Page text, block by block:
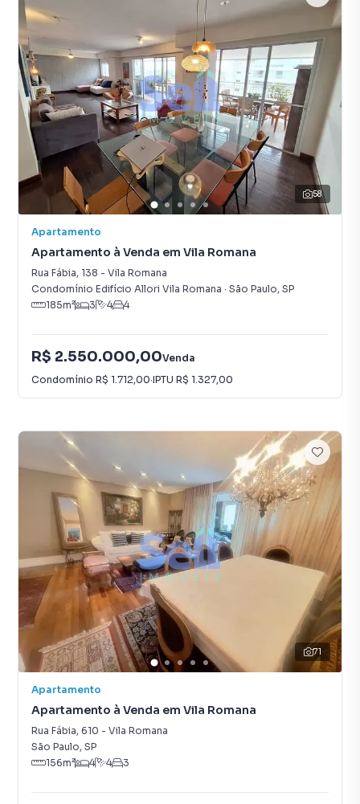
58
Apartamento
Apartamento à Venda em Vila Romana
Rua Fábia, 138 - Vila Romana
Condomínio Edifício Allori Vila Romana · São Paulo, SP
185m² 3 4 4
R$ 2.550.000,00Venda
Condomínio R$ 1.712,00·IPTU R$ 1.327,00
71
Apartamento
Apartamento à Venda em Vila Romana
Rua Fábia, 610 - Vila Romana
São Paulo, SP
156m² 4 4 3